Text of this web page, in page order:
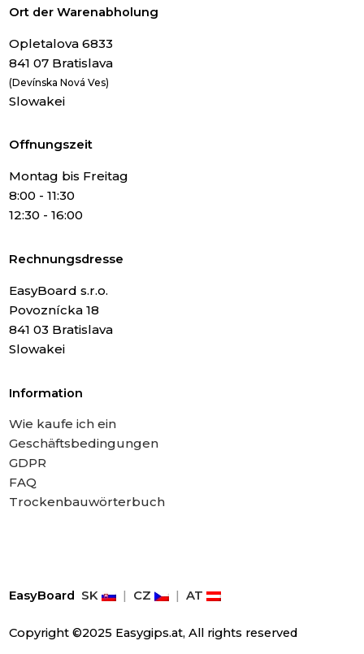
Ort der Warenabholung
Opletalova 6833
841 07 Bratislava
(Devínska Nová Ves)
Slowakei
Offnungszeit
Montag bis Freitag
8:00 - 11:30
12:30 - 16:00
Rechnungsdresse
EasyBoard s.r.o.
Povoznícka 18
841 03 Bratislava
Slowakei
Information
Wie kaufe ich ein
Geschäftsbedingungen
GDPR
FAQ
Trockenbauwörterbuch
EasyBoard SK | CZ | AT
Copyright ©2025 Easygips.at, All rights reserved